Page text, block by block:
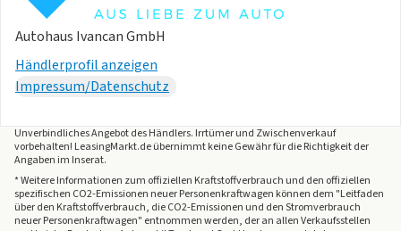
Autohaus Ivancan GmbH
Händlerprofil anzeigen
Impressum/Datenschutz
Unverbindliches Angebot desHändlers. Irrtümer und Zwischenverkauf
vorbehalten! LeasingMarkt.de übernimmt keine Gewähr für die Richtigkeit der
Angaben im Inserat.
* Weitere Informationen zum offiziellen Kraftstoffverbrauch und den offiziellen
spezifischen CO2-Emissionen neuer Personenkraftwagen können dem "Leitfaden
über den Kraftstoffverbrauch, die CO2-Emissionen und den Stromverbrauch
neuer Personenkraftwagen" entnommen werden, der an allen Verkaufsstellen